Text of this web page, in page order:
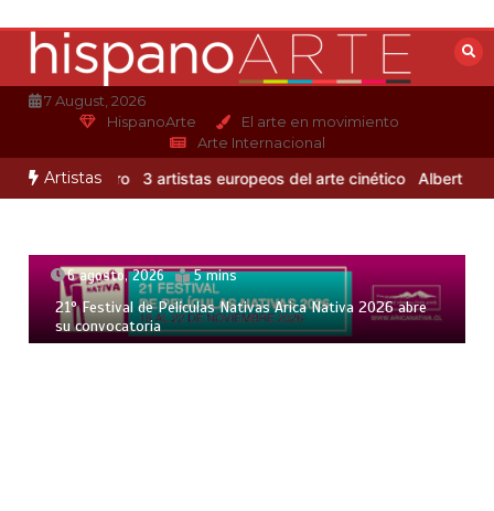
contenido
7 August, 2026
HispanoArte
El arte en movimiento
Arte Internacional
Artistas
Otero 3 artistas europeos del arte cinético Albert Gleizes:
6 agosto, 2026 5 mins
21° Festival de Películas Nativas Arica Nativa 2026 abre
su convocatoria